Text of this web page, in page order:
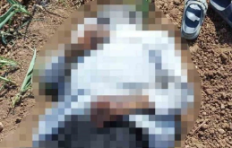
KARLIOVA
KİĞI
MERKEZ
Haber Arşivi